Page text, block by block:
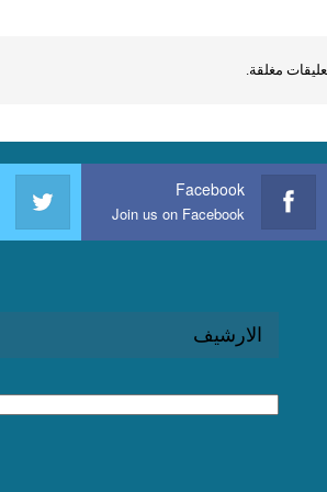
مغلقة.
Facebook
Join us on Facebook
الارشيف